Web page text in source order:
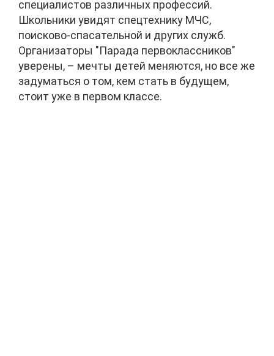
специалистов различных профессий.
Школьники увидят спецтехнику МЧС,
поисково-спасательной и других служб.
Организаторы "Парада первоклассников"
уверены, – мечты детей меняются, но все же
задуматься о том, кем стать в будущем,
стоит уже в первом классе.